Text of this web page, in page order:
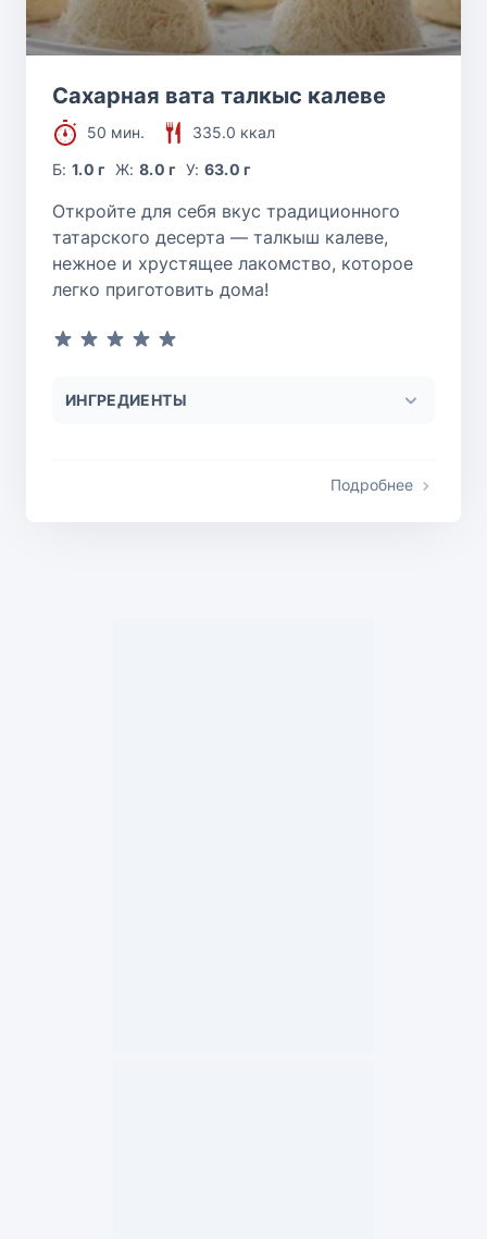
Сахарная вата талкыс калеве
50 мин.
335.0 ккал
Б:1.0 г Ж: 8.0 г У: 63.0 г
Откройте для себя вкус традиционного
татарского десерта — талкыш калеве,
нежное и хрустящее лакомство, которое
легко приготовить дома!
ИНГРЕДИЕНТЫ
Подробнее